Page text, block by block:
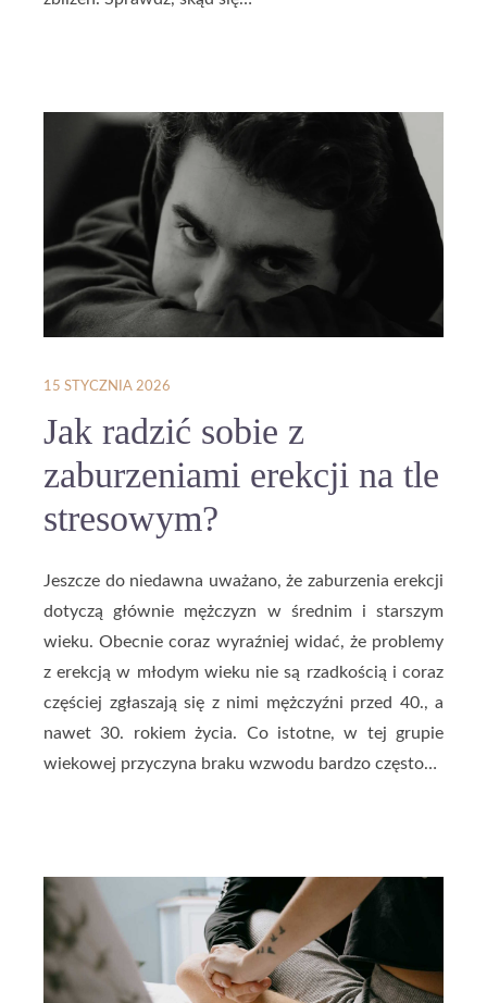
15 STYCZNIA 2026
Jak radzić sobie z
zaburzeniami erekcji na tle
stresowym?
Jeszcze do niedawna uważano, że zaburzenia erekcji
dotyczą głównie mężczyzn w średnim i starszym
wieku. Obecnie coraz wyraźniej widać, że problemy
z erekcją w młodym wieku nie są rzadkością i coraz
częściej zgłaszają się z nimi mężczyźni przed 40., a
nawet 30. rokiem życia. Co istotne, w tej grupie
wiekowej przyczyna braku wzwodu bardzo często…